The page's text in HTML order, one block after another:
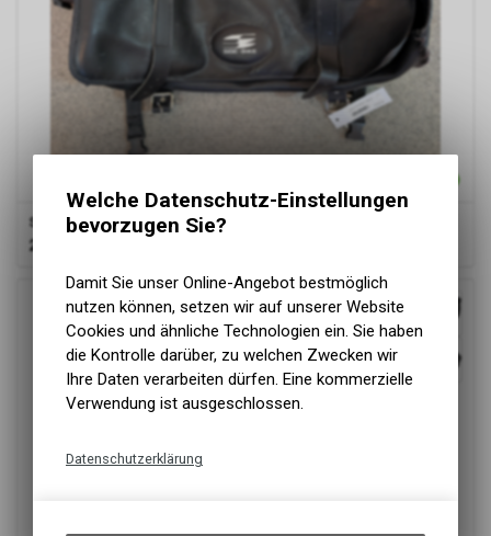
SIDE-BIKE Ledertasche Kyrnos für Verdeck
290.00
Welche Datenschutz-Einstellungen
bevorzugen Sie?
Damit Sie unser Online-Angebot bestmöglich
nutzen können, setzen wir auf unserer Website
Cookies und ähnliche Technologien ein. Sie haben
die Kontrolle darüber, zu welchen Zwecken wir
Ihre Daten verarbeiten dürfen. Eine kommerzielle
Verwendung ist ausgeschlossen.
Datenschutzerklärung